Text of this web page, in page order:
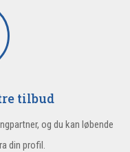
tilbud
og du kan løbende
din profil.